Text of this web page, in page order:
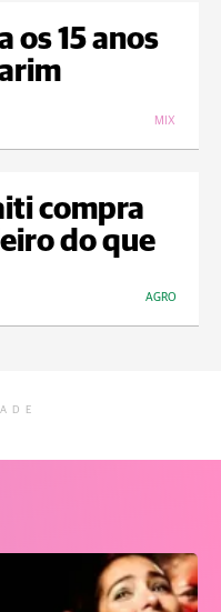
os 15 anos
MIX
compra
do que
AGRO